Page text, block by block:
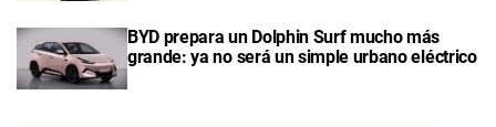
BYD prepara un Dolphin Surf mucho más
grande: ya no será un simple urbano eléctrico